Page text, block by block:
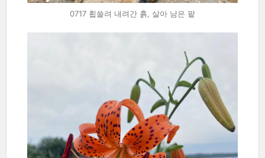
0717 휩쓸려 내려간 흙, 살아 남은 팥